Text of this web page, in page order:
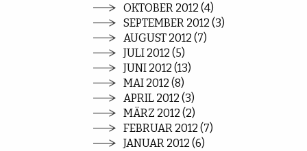
OKTOBER 2012 (4)
SEPTEMBER 2012 (3)
AUGUST 2012 (7)
JULI 2012 (5)
JUNI 2012 (13)
MAI 2012 (8)
APRIL 2012 (3)
MÄRZ 2012 (2)
FEBRUAR 2012 (7)
JANUAR 2012 (6)